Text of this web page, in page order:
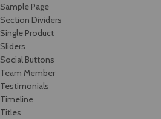
Sample Page
Section Dividers
Single Product
Sliders
Social Buttons
Team Member
Testimonials
Timeline
Titles